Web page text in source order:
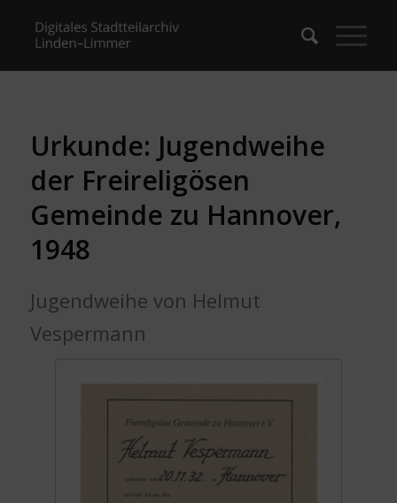
Urkunde: Jugendweihe
der Freireligösen
Gemeinde zu Hannover,
1948
Jugendweihe von Helmut
Vespermann